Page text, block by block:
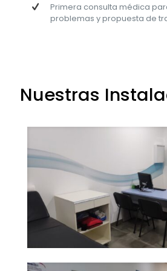
Primera consulta médica
problemas y propuesta de
Nuestras